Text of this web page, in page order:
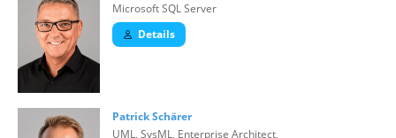
Microsoft SQL Server
Details
Patrick Schärer
UML, SysML, Enterprise Architect,